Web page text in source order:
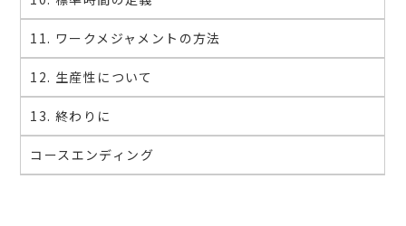
11. ワークメジャメントの方法
12. 生産性について
13. 終わりに
コースエンディング